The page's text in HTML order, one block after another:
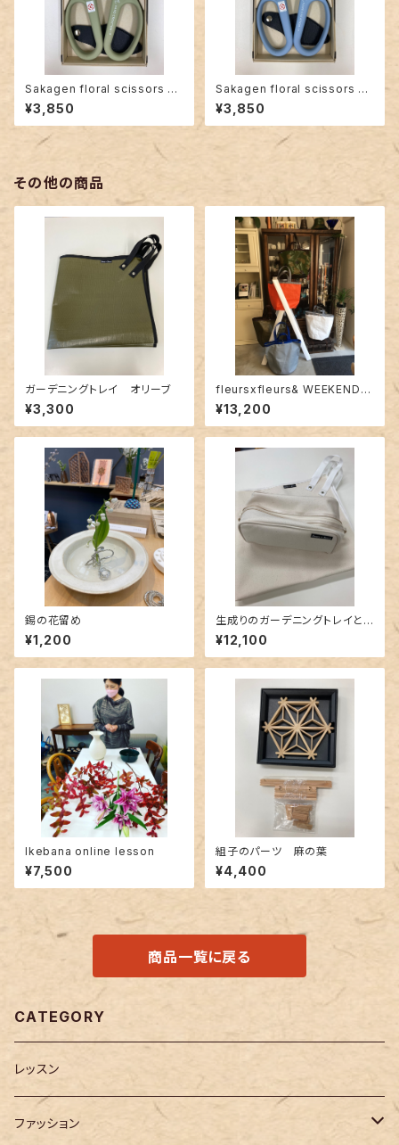
Sakagen floral scissors <a
tmos green >white blade
¥3,850
Sakagen floral scissors <i
celand blue>white blade
¥3,850
その他の商品
ガーデニングトレイ オリーブ
¥3,300
fleursxfleurs& WEEKEND(E
R) コラボバッグ 防水
¥13,200
錫の花留め
¥1,200
生成りのガーデニングトレイと
ポーチセット
¥12,100
Ikebana online lesson
¥7,500
組子のパーツ 麻の葉
¥4,400
商品一覧に戻る
CATEGORY
レッスン
ファッション